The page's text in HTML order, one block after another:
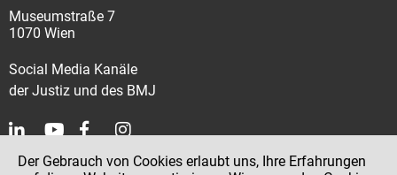
Museumstraße 7
1070 Wien
Social Media Kanäle
der Justiz und des BMJ
Kontakt
Der Gebrauch von Cookies erlaubt uns, Ihre Erfahrungen